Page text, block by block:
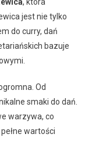
jest nie tylko
do curry, dań
bazuje
Od
smaki do dań.
warzywa, co
wartości